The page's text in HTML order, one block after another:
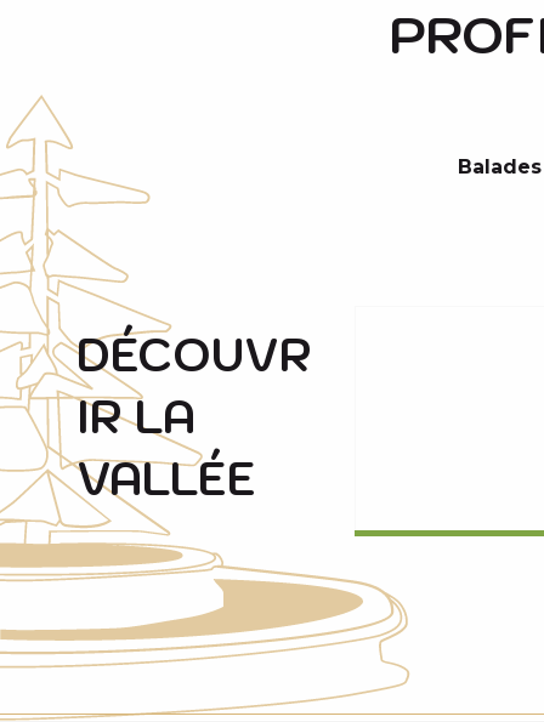
DÉCOUVR
IR LA
VALLÉE